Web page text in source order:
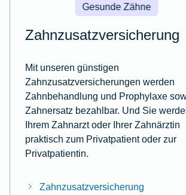
Gesunde Zähne
Zahnzusatzversicherung
Mit unseren günstigen
Zahnzusatzversicherungen werden
Zahnbehandlung und Prophylaxe
Zahnersatz bezahlbar. Und Sie
Ihrem Zahnarzt oder Ihrer Zahnärztin
praktisch zum Privatpatient oder zur
Privatpatientin.
Zahnzusatzversicherung